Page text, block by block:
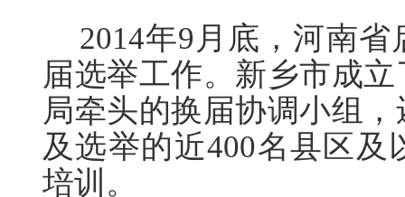
2014年9月底，河南省
届选举工作。新乡市成
局牵头的换届协调小组
及选举的近400名县区
培训。